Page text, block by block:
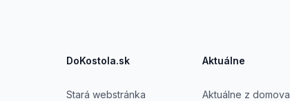
DoKostola.sk
Stará webstránka
Aktuálne
Aktuálne z domova